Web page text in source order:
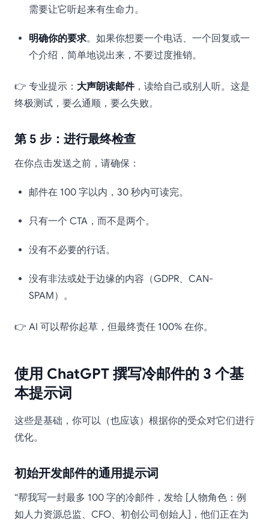
需要让它听起来有生命力。
明确你的要求。如果你想要一个电话、一个回复或一
个介绍，简单地说出来，不要过度推销。
👉 专业提示： 大声朗读邮件，读给自己或别人听。这是
终极测试，要么通顺，要么失败。
第 5 步：进行最终检查
在你点击发送之前，请确保：
邮件在 100 字以内，30 秒内可读完。
只有一个 CTA，而不是两个。
没有不必要的行话。
没有非法或处于边缘的内容（GDPR、CAN-
SPAM）。
👉 AI 可以帮你起草，但最终责任 100% 在你。
使用 ChatGPT 撰写冷邮件的 3 个基
本提示词
这些是基础，你可以（也应该）根据你的受众对它们进行
优化。
初始开发邮件的通用提示词
“帮我写一封最多 100 字的冷邮件，发给 [人物角色：例
如人力资源总监、CFO、初创公司创始人]，他们正在为